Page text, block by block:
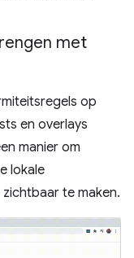
met
op
en overlays
manier om
lokale
te maken.